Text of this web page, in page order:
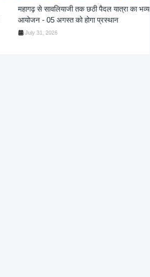
महागढ़ से सावलियाजी तक छठी पैदल यात्रा का भव्य
आयोजन - 05 अगस्त को होगा प्रस्थान
July 31, 2026